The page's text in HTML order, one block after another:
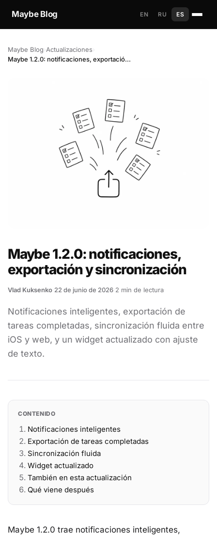
Maybe Blog EN RU ES
Maybe Blog›Actualizaciones›
Maybe 1.2.0: notificaciones, exportación y sincronización
Maybe 1.2.0: notificaciones,
exportación y sincronización
Vlad Kuksenko 22 de junio de 2026 2 min de lectura
Notificaciones inteligentes, exportación de
tareas completadas, sincronización fluida entre
iOS y web, y un widget actualizado con ajuste
de texto.
CONTENIDO
Notificaciones inteligentes
Exportación de tareas completadas
Sincronización fluida
Widget actualizado
También en esta actualización
Qué viene después
Maybe 1.2.0 trae notificaciones inteligentes,